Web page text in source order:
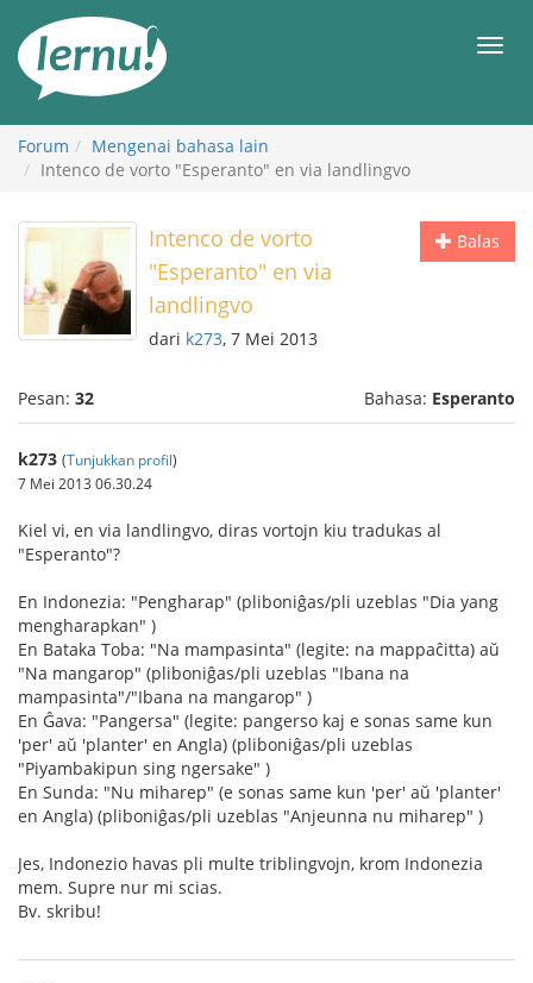
daftar
Forum
Mengenai bahasa lain
Intenco de vorto "Esperanto" en via landlingvo
Balas
Intenco de vorto
"Esperanto" en via
landlingvo
dari k273, 7 Mei 2013
Pesan: 32 Bahasa: Esperanto
k273 (Tunjukkan profil)
7 Mei 2013 06.30.24
Kiel vi, en via landlingvo, diras vortojn kiu tradukas al
"Esperanto"?
En Indonezia: "Pengharap" (pliboniĝas/pli uzeblas "Dia yang
mengharapkan" )
En Bataka Toba: "Na mampasinta" (legite: na mappaĉitta) aŭ
"Na mangarop" (pliboniĝas/pli uzeblas "Ibana na
mampasinta"/"Ibana na mangarop" )
En Ĝava: "Pangersa" (legite: pangerso kaj e sonas same kun
'per' aŭ 'planter' en Angla) (pliboniĝas/pli uzeblas
"Piyambakipun sing ngersake" )
En Sunda: "Nu miharep" (e sonas same kun 'per' aŭ 'planter'
en Angla) (pliboniĝas/pli uzeblas "Anjeunna nu miharep" )
Jes, Indonezio havas pli multe triblingvojn, krom Indonezia
mem. Supre nur mi scias.
Bv. skribu!